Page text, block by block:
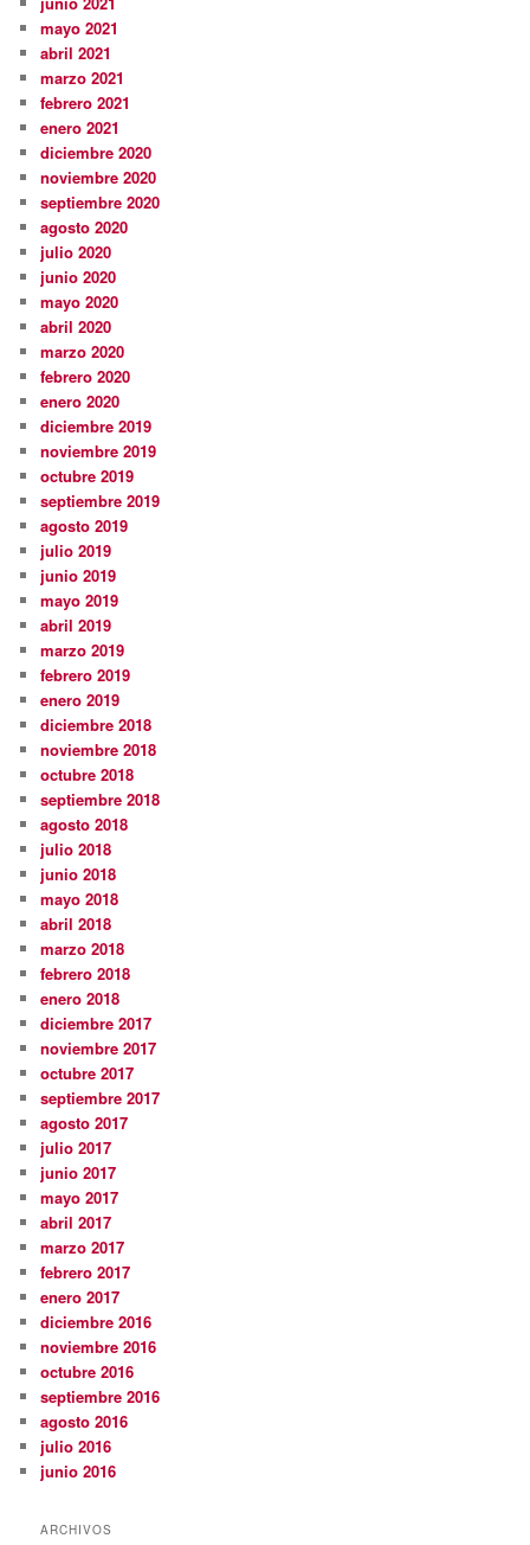
mayo 2021
abril 2021
marzo 2021
febrero 2021
enero 2021
diciembre 2020
noviembre 2020
septiembre 2020
agosto 2020
julio 2020
junio 2020
mayo 2020
abril 2020
marzo 2020
febrero 2020
enero 2020
diciembre 2019
noviembre 2019
octubre 2019
septiembre 2019
agosto 2019
julio 2019
junio 2019
mayo 2019
abril 2019
marzo 2019
febrero 2019
enero 2019
diciembre 2018
noviembre 2018
octubre 2018
septiembre 2018
agosto 2018
julio 2018
junio 2018
mayo 2018
abril 2018
marzo 2018
febrero 2018
enero 2018
diciembre 2017
noviembre 2017
octubre 2017
septiembre 2017
agosto 2017
julio 2017
junio 2017
mayo 2017
abril 2017
marzo 2017
febrero 2017
enero 2017
diciembre 2016
noviembre 2016
octubre 2016
septiembre 2016
agosto 2016
julio 2016
junio 2016
ARCHIVOS